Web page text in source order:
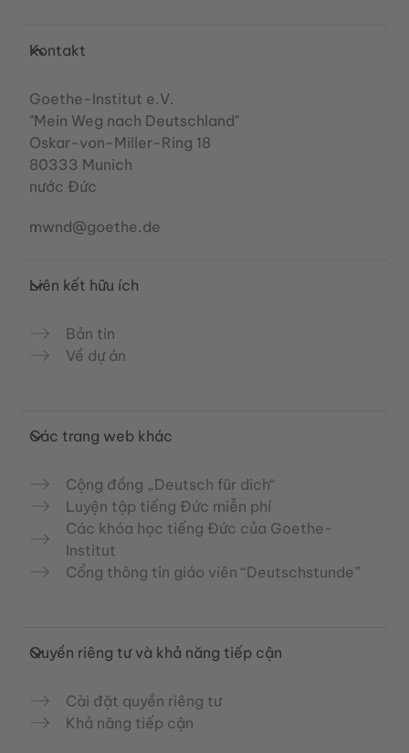
Service- und Informationsbereich
Kontakt
Goethe-Institut e.V.
"Mein Weg nach Deutschland"
Oskar-von-Miller-Ring 18
80333 Munich
nước Đức
mwnd@goethe.de
Liên kết hữu ích
Bản tin
Về dự án
Các trang web khác
Cộng đồng „Deutsch für dich“
Luyện tập tiếng Đức miễn phí
Các khóa học tiếng Đức của Goethe-
Institut
Cổng thông tin giáo viên “Deutschstunde”
Quyền riêng tư và khả năng tiếp cận
Cài đặt quyền riêng tư
Khả năng tiếp cận